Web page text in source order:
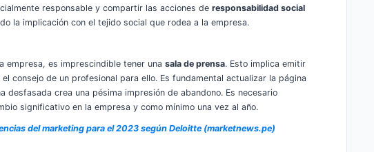
responsable y compartir las acciones de responsabilidad social
la implicación con el tejido social que rodea a la empresa.
empresa, es imprescindible tener una sala de prensa. Esto implica emitir
consejo de un profesional para ello. Es fundamental actualizar la página
desfasada crea una pésima impresión de abandono. Es necesario
significativo en la empresa y como mínimo una vez al año.
del marketing para el 2023 según Deloitte (marketnews.pe)